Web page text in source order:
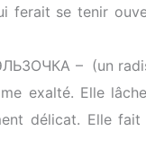
ferait se tenir
– (un
exalté. Elle
délicat. Elle